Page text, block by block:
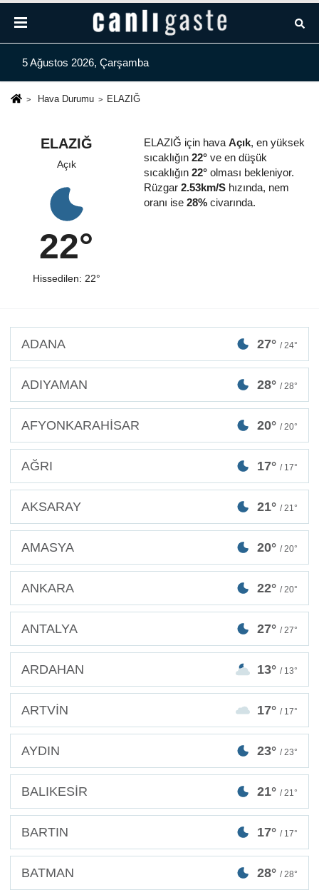
5 Ağustos 2026, Çarşamba
Hava Durumu ELAZIĞ
ELAZIĞ
Açık
22°
Hissedilen: 22°
ELAZIĞ için hava Açık, en yüksek
sıcaklığın 22°ve en düşük
sıcaklığın 22°olması bekleniyor.
Rüzgar 2.53km/Shızında, nem
oranı ise 28%civarında.
ADANA 27° / 24°
ADIYAMAN 28° / 28°
AFYONKARAHİSAR 20° / 20°
AĞRI 17° / 17°
AKSARAY 21° / 21°
AMASYA 20° / 20°
ANKARA 22° / 20°
ANTALYA 27° / 27°
ARDAHAN 13° / 13°
ARTVİN 17° / 17°
AYDIN 23° / 23°
BALIKESİR 21° / 21°
BARTIN 17° / 17°
BATMAN 28° / 28°